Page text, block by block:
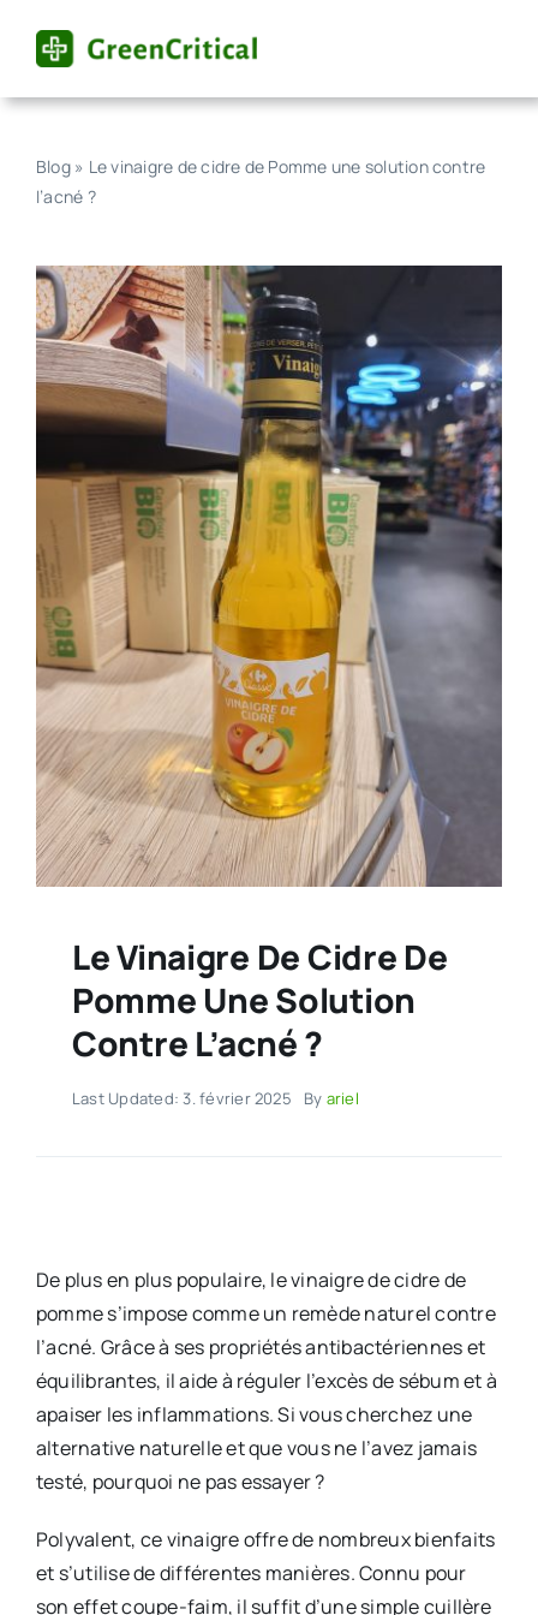
Blog» Le vinaigre de cidre de Pomme une solution contre
l’acné ?
Le Vinaigre De Cidre De
Pomme Une Solution
Contre L’acné ?
Last Updated: 3. février 2025 By ariel
De plus en plus populaire, le vinaigre de cidre de
pomme s’impose comme un remède naturel contre
l’acné. Grâce à ses propriétés antibactériennes et
équilibrantes, il aide à réguler l’excès de sébum et à
apaiser les inflammations. Si vous cherchez une
alternative naturelle et que vous ne l’avez jamais
testé, pourquoi ne pas essayer ?
Polyvalent, ce vinaigre offre de nombreux bienfaits
et s’utilise de différentes manières. Connu pour
son effet coupe-faim, il suffit d’une simple cuillère